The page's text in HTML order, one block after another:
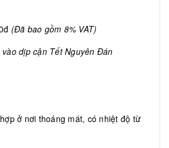
(Đã bao gồm 8% VAT)
dịp cận Tết Nguyên Đán
ở nơi thoáng mát, có nhiệt độ từ